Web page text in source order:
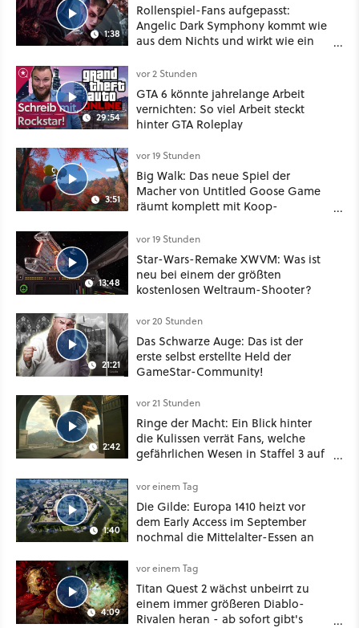
1:38
Rollenspiel-Fans aufgepasst:
Angelic Dark Symphony kommt wie
aus dem Nichts und wirkt wie ein
Mass Effect
29:54
vor 2 Stunden
GTA 6 könnte jahrelange Arbeit
vernichten: So viel Arbeit steckt
hinter GTA Roleplay
3:51
vor 19 Stunden
Big Walk: Das neue Spiel der
Macher von Untitled Goose Game
räumt komplett mit Koop-
13:48
vor 19 Stunden
Star-Wars-Remake XWVM: Was ist
neu bei einem der größten
kostenlosen Weltraum-Shooter?
21:21
vor 20 Stunden
Das Schwarze Auge: Das ist der
erste selbst erstellte Held der
GameStar-Community!
2:42
vor 21 Stunden
Ringe der Macht: Ein Blick hinter
die Kulissen verrät Fans, welche
gefährlichen Wesen in Staffel 3 auf
1:40
vor einem Tag
Die Gilde: Europa 1410 heizt vor
dem Early Access im September
nochmal die Mittelalter-Essen an
4:09
vor einem Tag
Titan Quest 2 wächst unbeirrt zu
einem immer größeren Diablo-
Rivalen heran - ab sofort gibt's